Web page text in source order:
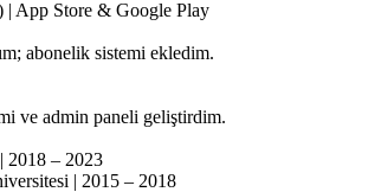
App Store & Google Play
abonelik sistemi ekledim.
ve admin paneli geliştirdim.
2018 – 2023
| 2015 – 2018